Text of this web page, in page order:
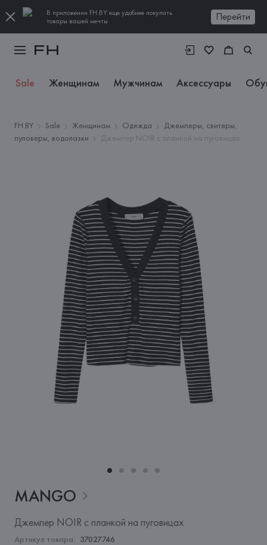
В приложении FH.BY еще удобнее покупать
товары вашей мечты
Перейти
Sale Женщинам Мужчинам Аксессуары
FH.BY Sale Женщинам Одежда
Джемперы, свитеры,
пуловеры, водолазки
Джемпер NOIR с планкой на пуговицах
MANGO
Джемпер NOIR с планкой на пуговицах
Артикул товара: 37027746